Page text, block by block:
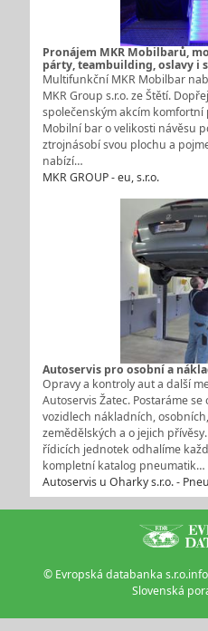
Pronájem MKR Mobilbarů,
párty, teambuilding, oslavy i
Multifunkční MKR Mobilbar
MKR Group s.r.o. ze Štětí.
společenským akcím
Mobilní bar o velikosti návěsu
ztrojnásobí svou plochu a
nabízí…
MKR GROUP - eu, s.r.o.
Autoservis pro osobní a
Opravy a kontroly aut a další
Autoservis Žatec. Postaráme se
vozidlech nákladních,
zemědělských a o jejich
řídicích jednotek odhalíme
kompletní katalog pneumatik…
Autoservis u Oharky s.r.o. -
© Evropská databanka s.r.o.
Slovenská